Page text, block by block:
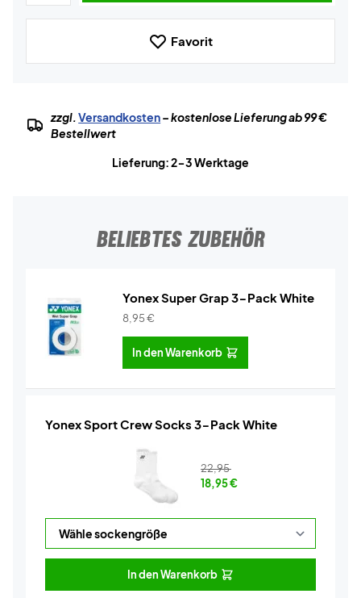
Favorit
zzgl.Versandkosten– kostenlose Lieferung ab 99 €
Bestellwert
Lieferung: 2-3 Werktage
BELIEBTES ZUBEHÖR
Yonex Super Grap 3-Pack White
8,95€
In den Warenkorb
Yonex Sport Crew Socks 3-Pack White
22,95
18,95€
In den Warenkorb